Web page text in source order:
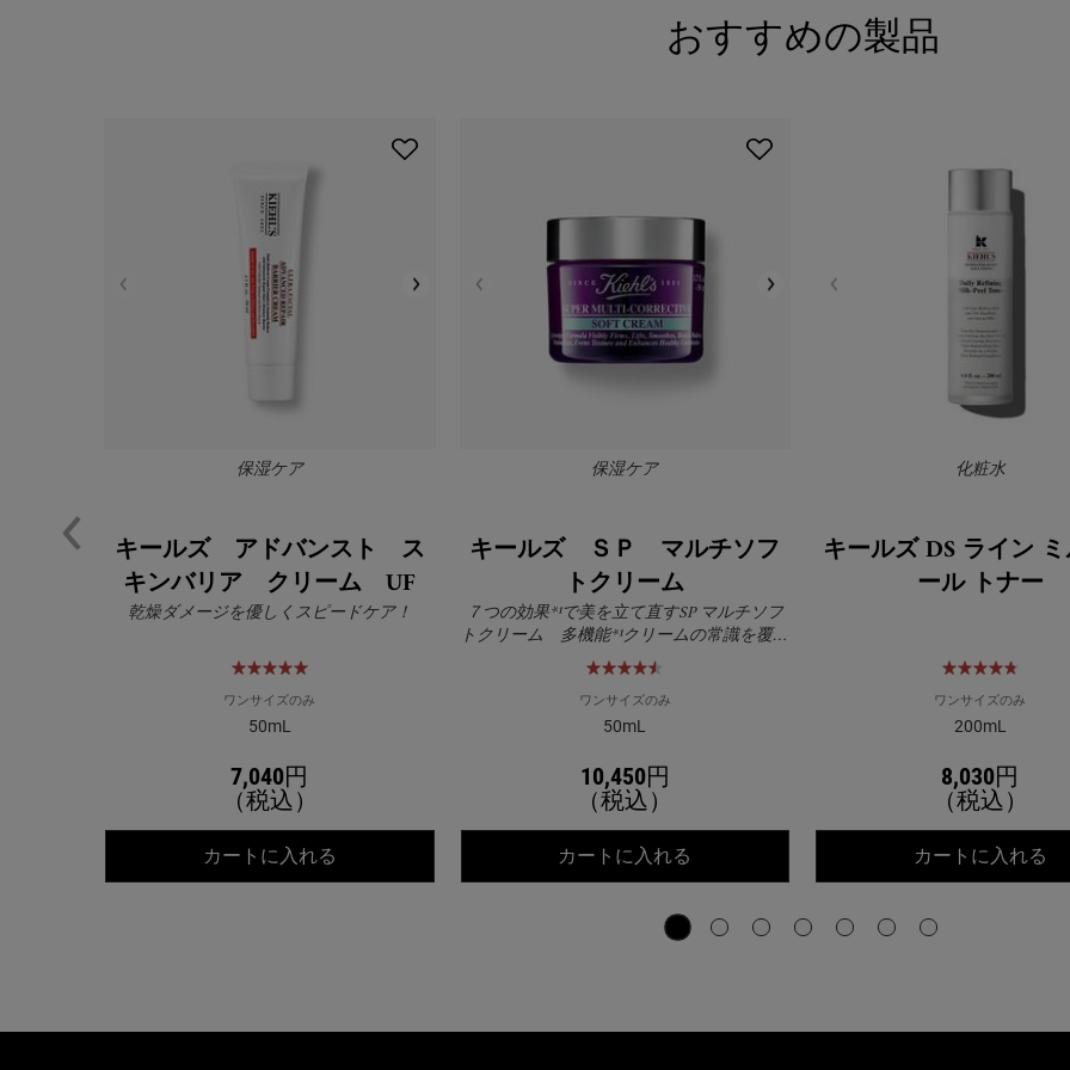
おすすめの製品
保湿ケア
キールズ アドバンスト ス
キンバリア クリーム UF
乾燥ダメージを優しくスピードケア！
ワンサイズのみ
50mL
7,040円
（税込）
カートに入れる キールズ アドバンスト スキンバリア クリーム UF
保湿ケア
キールズ ＳＰ マルチソフ
トクリーム
７つの効果*¹で美を立て直すSP マルチソフ
トクリーム 多機能*¹クリームの常識を覆す
軽やかさ！朝のメイク前のスキンケアもベ
タつかずに完成
ワンサイズのみ
50mL
10,450円
（税込）
カートに入れる キールズ ＳＰ マルチソフトクリーム
化粧水
キールズ DS ライン
ール トナー
ワンサイズのみ
200mL
8,030円
（税込）
カートに入れる